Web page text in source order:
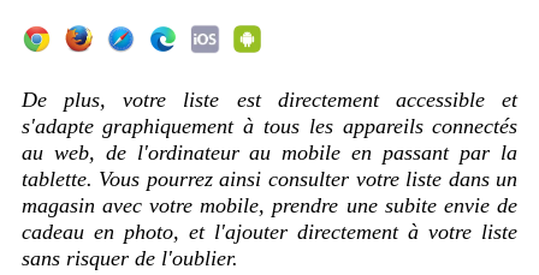
De plus, votre liste est directement accessible et
s'adapte graphiquement à tous les appareils connectés
au web, de l'ordinateur au mobile en passant par la
tablette. Vous pourrez ainsi consulter votre liste dans un
magasin avec votre mobile, prendre une subite envie de
cadeau en photo, et l'ajouter directement à votre liste
sans risquer de l'oublier.